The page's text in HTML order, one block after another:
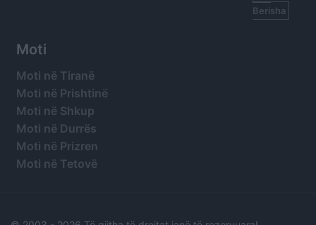
Berisha
Moti
Moti në Tiranë
Moti në Prishtinë
Moti në Shkup
Moti në Durrës
Moti në Prizren
Moti në Tetovë